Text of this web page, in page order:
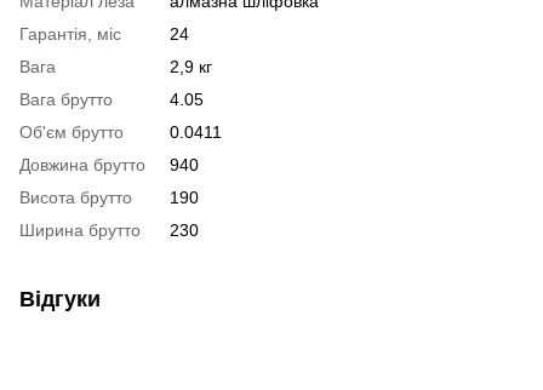
Гарантія, міс
24
Вага
2,9 кг
Вага брутто
4.05
Об'єм брутто
0.0411
Довжина брутто
940
Висота брутто
190
Ширина брутто
230
Відгуки